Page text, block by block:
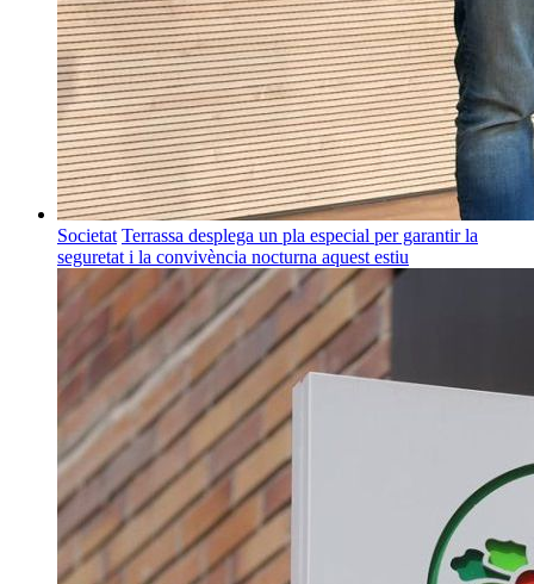
Societat Terrassa desplega un pla especial per garantir la
seguretat i la convivència nocturna aquest estiu